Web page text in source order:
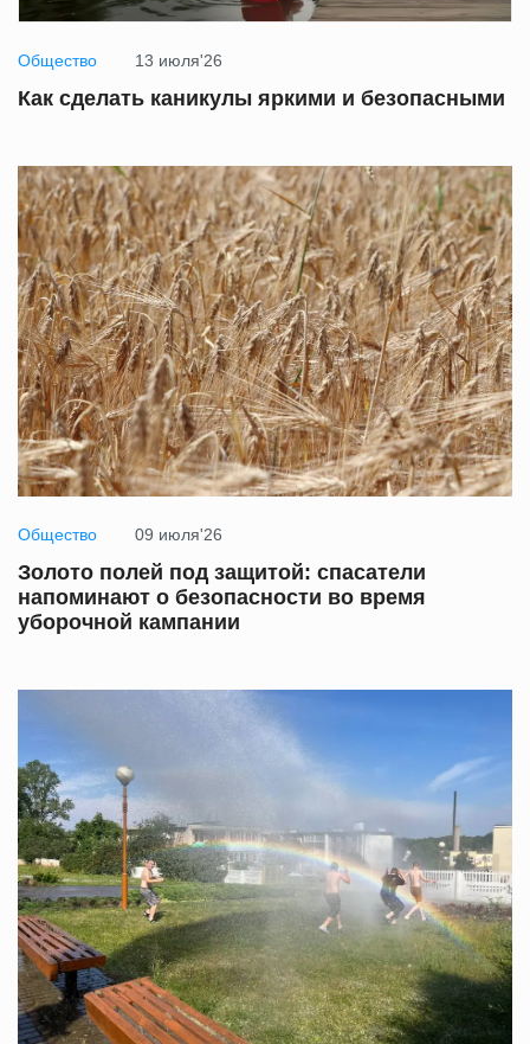
Общество 13 июля'26
Как сделать каникулы яркими и безопасными
Общество 09 июля'26
Золото полей под защитой: спасатели
напоминают о безопасности во время
уборочной кампании